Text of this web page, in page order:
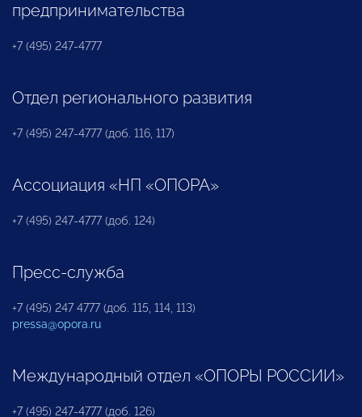
предпринимательства
+7 (495) 247-4777
Отдел регионального развития
+7 (495) 247-4777 (доб. 116, 117)
Ассоциация «НП «ОПОРА»
+7 (495) 247-4777 (доб. 124)
Пресс-служба
+7 (495) 247 4777 (доб. 115, 114, 113)
pressa@opora.ru
Международный отдел «ОПОРЫ РОССИИ»
+7 (495) 247-4777 (доб. 126)